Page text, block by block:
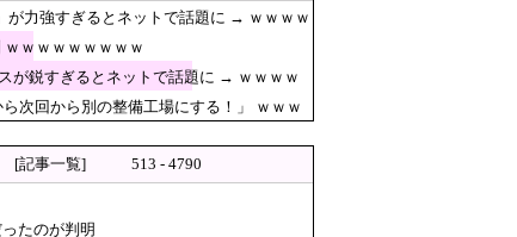
ク」が各地で人気 1000人
しすぎる実態
「関与してない」と声明
が力強すぎるとネットで話題に → ｗｗｗｗ
ｗｗｗｗｗｗｗｗ
が鋭すぎるとネットで話題に → ｗｗｗｗ
次回から別の整備工場にする！」 ｗｗｗ
[記事一覧]
513 - 4790
たのが判明